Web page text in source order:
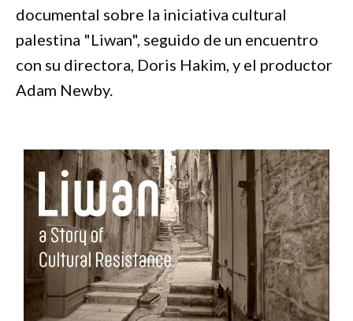
documental sobre la iniciativa cultural
palestina "Liwan", seguido de un encuentro
con su directora, Doris Hakim, y el productor
Adam Newby.